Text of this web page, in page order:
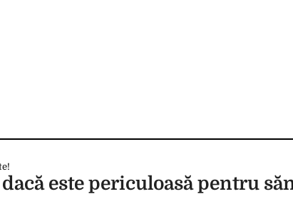
este periculoasă pentru